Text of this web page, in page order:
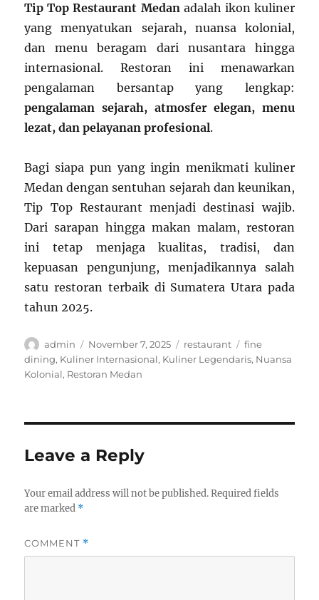
Tip Top Restaurant Medanadalah ikon kuliner
yang menyatukan sejarah, nuansa kolonial,
dan menu beragam dari nusantara hingga
internasional. Restoran ini menawarkan
pengalaman bersantap yang lengkap:
pengalaman sejarah, atmosfer elegan, menu
lezat, dan pelayanan profesional.
Bagi siapa pun yang ingin menikmati kuliner
Medan dengan sentuhan sejarah dan keunikan,
Tip Top Restaurant menjadi destinasi wajib.
Dari sarapan hingga makan malam, restoran
ini tetap menjaga kualitas, tradisi, dan
kepuasan pengunjung, menjadikannya salah
satu restoran terbaik di Sumatera Utara pada
tahun 2025.
Author
admin
Posted
on
November 7, 2025 Categories
restaurant Tags
fine
dining, Kuliner Internasional, Kuliner Legendaris, Nuansa
Kolonial, Restoran Medan
Leave a Reply
Your email address will not be published. Required fields
are marked *
COMMENT *